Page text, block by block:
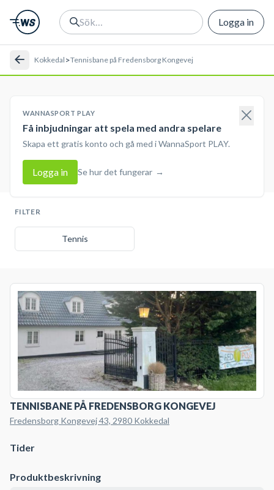
Logga in
Kokkedal >Tennisbane på Fredensborg Kongevej
WANNASPORT PLAY
Få inbjudningar att spela med andra spelare
Skapa ett gratis konto och gå med i WannaSport PLAY.
Logga in Se hur det fungerar →
FILTER
Tennis
TENNISBANE PÅ FREDENSBORG KONGEVEJ
Fredensborg Kongevej 43, 2980 Kokkedal
Tider
Produktbeskrivning